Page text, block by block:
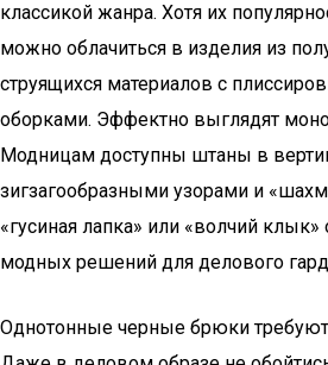
классикой жанра. Хотя их
можно облачиться в изделия из
струящихся материалов с
оборками. Эффектно выглядят
Модницам доступны штаны в
зигзагообразными узорами и
«гусиная лапка» или «волчий клык»
модных решений для делового
Однотонные черные брюки требуют